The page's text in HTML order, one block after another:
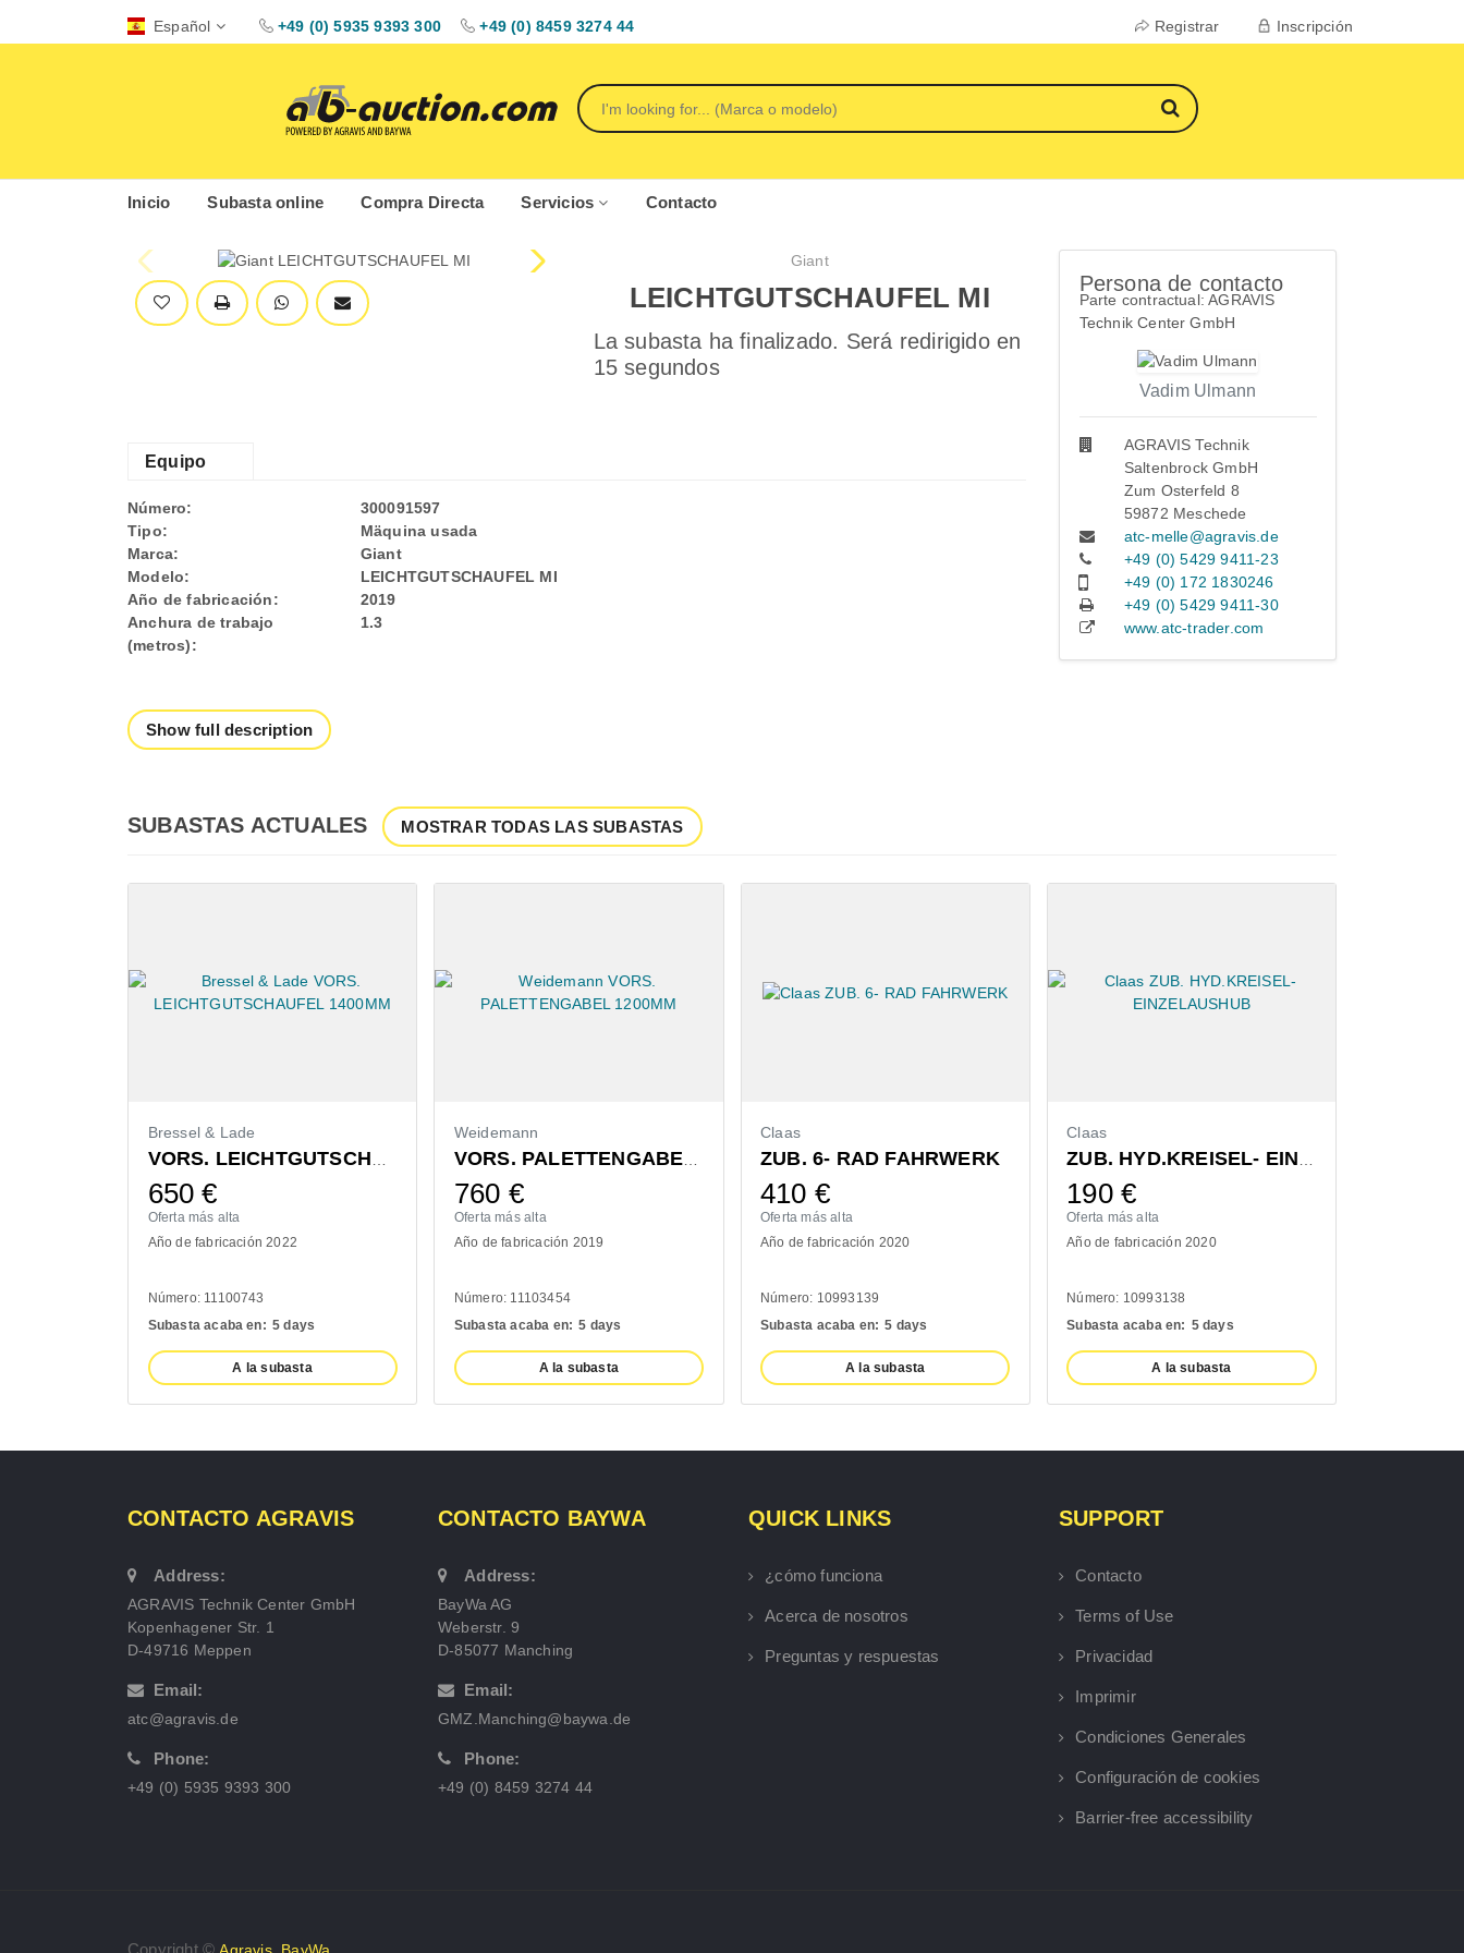
Español +49 (0) 5935 9393 300 +49 (0) 8459 3274 44 Registrar Inscripción
Inicio Subasta online Compra Directa Servicios Contacto
Giant
LEICHTGUTSCHAUFEL MI
La subasta ha finalizado. Será redirigido en
15 segundos
Equipo
Número:
300091597
Tipo:
Mäquina usada
Marca:
Giant
Modelo:
LEICHTGUTSCHAUFEL MI
Año de fabricación:
2019
Anchura de trabajo
(metros):
1.3
Show full description
Persona de contacto
Parte contractual: AGRAVIS
Technik Center GmbH
Vadim Ulmann
AGRAVIS Technik
Saltenbrock GmbH
Zum Osterfeld 8
59872 Meschede
atc-melle@agravis.de
+49 (0) 5429 9411-23
+49 (0) 172 1830246
+49 (0) 5429 9411-30
www.atc-trader.com
SUBASTAS ACTUALES MOSTRAR TODAS LAS SUBASTAS
Bressel & Lade
650 €
Oferta más alta
Año de fabricación 2022
Número: 11100743
Subasta acaba en: 5 days
A la subasta
Weidemann
760 €
Oferta más alta
Año de fabricación 2019
Número: 11103454
Subasta acaba en: 5 days
A la subasta
Claas
ZUB. 6- RAD FAHRWERK
410 €
Oferta más alta
Año de fabricación 2020
Número: 10993139
Subasta acaba en: 5 days
A la subasta
Claas
190€
Oferta más alta
Año de fabricación 2020
Número: 10993138
Subasta acaba en: 5 days
A la subasta
CONTACTO AGRAVIS
Address:
AGRAVIS Technik Center GmbH
Kopenhagener Str. 1
D-49716 Meppen
Email:
atc@agravis.de
Phone:
+49 (0) 5935 9393 300
CONTACTO BAYWA
Address:
BayWa AG
Weberstr. 9
D-85077 Manching
Email:
GMZ.Manching@baywa.de
Phone:
+49 (0) 8459 3274 44
QUICK LINKS
¿cómo funciona
Acerca de nosotros
Preguntas y respuestas
SUPPORT
Contacto
Terms of Use
Privacidad
Imprimir
Condiciones Generales
Configuración de cookies
Barrier-free accessibility
Copyright © ,